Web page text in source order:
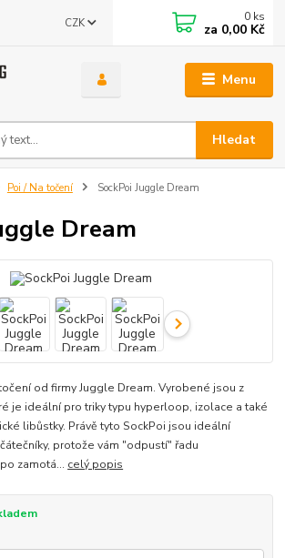
Menu
CZK
Hledat
0 ks
za 0,00 Kč
Poi / Na točení SockPoi Juggle Dream
Dream
od firmy Juggle Dream. Vyrobené jsou z
je ideální pro triky typu hyperloop, izolace a také
libůstky. Právě tyto SockPoi jsou ideální
protože vám "odpustí" řadu
zamotá... celý popis